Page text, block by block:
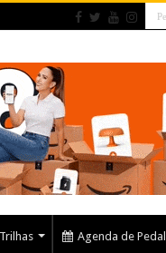
Trilhas Agenda de